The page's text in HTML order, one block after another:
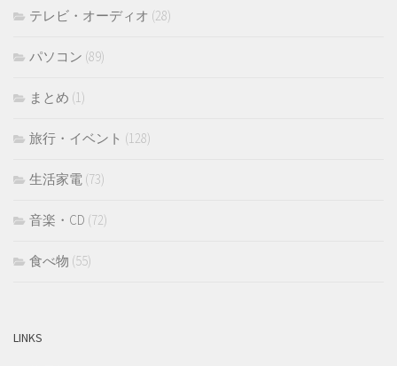
テレビ・オーディオ (28)
パソコン (89)
まとめ (1)
旅行・イベント (128)
生活家電 (73)
音楽・CD (72)
食べ物 (55)
LINKS